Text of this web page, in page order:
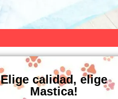
Elige calidad, elige
Mastica!​